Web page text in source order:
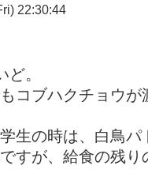
22:30:44
。
コブハクチョウが
生の時は、白鳥パ
すが、給食の残